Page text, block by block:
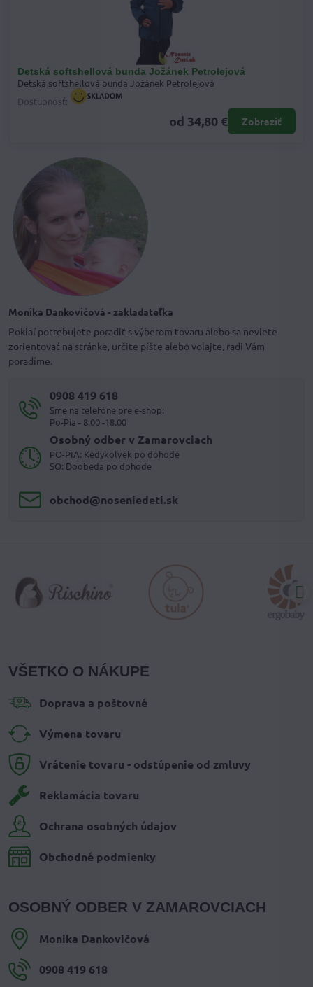
Detská softshellová bunda Jožánek Petrolejová
Detská softshellová bunda Jožánek Petrolejová
Dostupnosť:
od 34,80 € Zobraziť
Monika Dankovičová - zakladateľka
Pokiaľ potrebujete poradiť s výberom tovaru alebo sa neviete
zorientovať na stránke, určite píšte alebo volajte, radi Vám
poradíme.
0908 419 618
Sme na telefóne pre e-shop:
Po-Pia - 8.00 -18.00
Osobný odber v Zamarovciach
PO-PIA: Kedykoľvek po dohode
SO: Doobeda po dohode
obchod​@noseniedeti​.sk
VŠETKO O NÁKUPE
Doprava a poštovné
Výmena tovaru
Vrátenie tovaru - odstúpenie od zmluvy
Reklamácia tovaru
Ochrana osobných údajov
Obchodné podmienky
OSOBNÝ ODBER V ZAMAROVCIACH
Monika Dankovičová
0908 419 618